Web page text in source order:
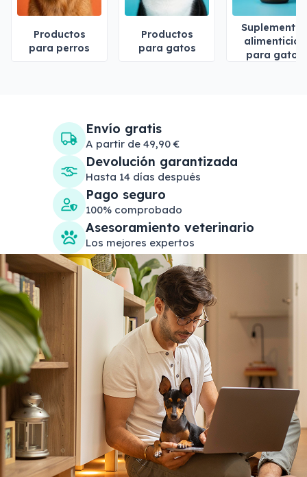
Productos
para perros
Productos
para gatos
Suplementos
alimenticios
para gatos
Envío gratis
A partir de 49,90 €
Devolución garantizada
Hasta 14 días después
Pago seguro
100% comprobado
Asesoramiento veterinario
Los mejores expertos
Search products